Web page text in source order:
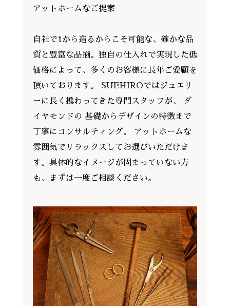
アットホームなご提案
自社で1から造るからこそ可能な、確かな品
質と豊富な品揃。独自の仕入れで実現した低
価格によって、多くのお客様に長年ご愛顧を
頂いております。 SUEHIROではジュエリ
ーに長く携わってきた専門スタッフが、 ダ
イヤモンドの 基礎からデザインの特徴まで
丁寧にコンサルティング。 アットホームな
雰囲気でリラックスしてお選びいただけま
す。具体的なイメージが固まっていない方
も、まずは一度ご相談ください。